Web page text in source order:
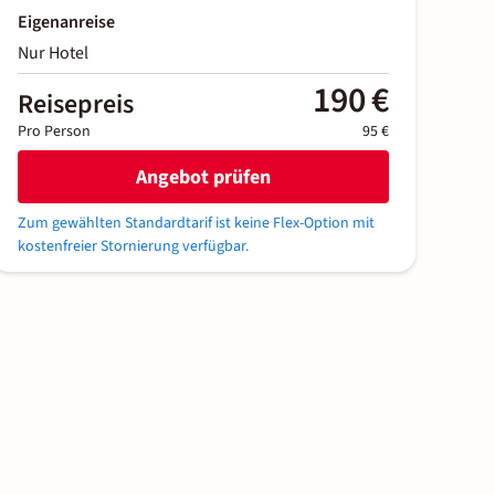
Eigenanreise
Nur Hotel
Reisepreis 190 €
Pro Person 95 €
Angebot prüfen
Zum gewählten Standardtarif ist keine Flex-Option mit
kostenfreier Stornierung verfügbar.